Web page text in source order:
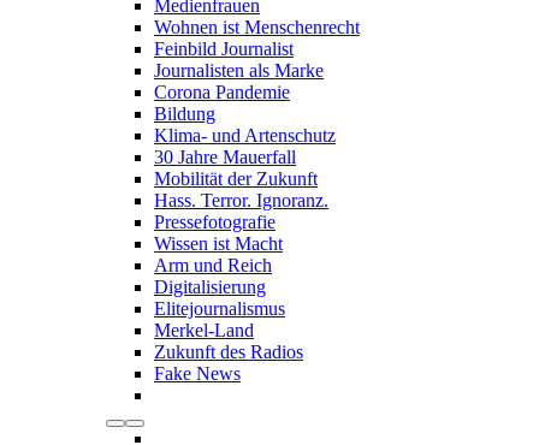
Medienfrauen
Wohnen ist Menschenrecht
Feinbild Journalist
Journalisten als Marke
Corona Pandemie
Bildung
Klima- und Artenschutz
30 Jahre Mauerfall
Mobilität der Zukunft
Hass. Terror. Ignoranz.
Pressefotografie
Wissen ist Macht
Arm und Reich
Digitalisierung
Elitejournalismus
Merkel-Land
Zukunft des Radios
Fake News